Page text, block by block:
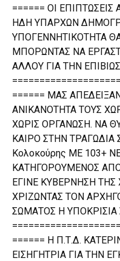
====== ΟΙ
ΗΔΗ ΥΠΑΡΧΩΝ
ΥΠΟΓΕΝΝΗΤΙΚΟΤΗΤΑ
ΜΠΟΡΩΝΤΑΣ ΝΑ
ΑΛΛΟΥ ΓΙΑ ΤΗΝ
====== ΜΑΣ
ΑΝΙΚΑΝΟΤΗΤΑ ΤΟΥΣ
ΧΩΡΙΣ ΟΡΓΑΝΩΣΗ. ΝΑ
ΚΑΙΡΟ ΣΤΗΝ ΤΡΑΓΩΔΙΑ
Κολοκούρης ΜΕ 103+
ΚΑΤΗΓΟΡΟΥΜΕΝΟΣ
ΕΓΙΝΕ ΚΥΒΕΡΝΗΣΗ
ΧΡΙΖΩΝΤΑΣ ΤΟΝ
ΣΩΜΑΤΟΣ Η
====== Η Π.Τ.Δ.
ΕΙΣΗΓΗΤΡΙΑ ΓΙΑ ΤΗΝ